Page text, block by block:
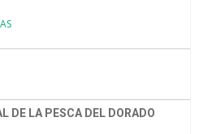
DE LA PESCA DEL DORADO